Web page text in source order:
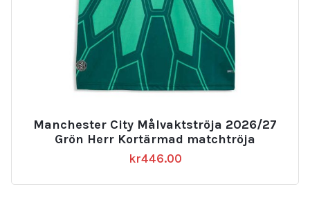
Manchester City Målvaktströja 2026/27
Grön Herr Kortärmad matchtröja
kr446.00